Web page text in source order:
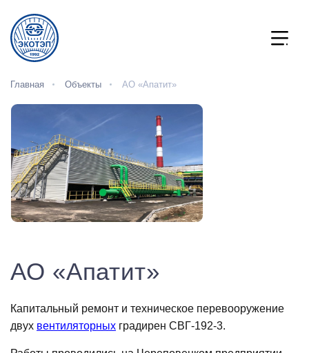
Главная Объекты АО «Апатит»
АО «Апатит»
Капитальный ремонт и техническое перевооружение
двух вентиляторных градирен СВГ-192-3.